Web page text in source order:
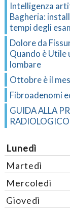
Intelligenza
Bagheria:
tempi degli
Dolore da
Quando è Utile
lombare
Ottobre è il
Fibroadenomi
GUIDA ALLA
RADIOLOGICO
Lunedì
Martedì
Mercoledì
Giovedì